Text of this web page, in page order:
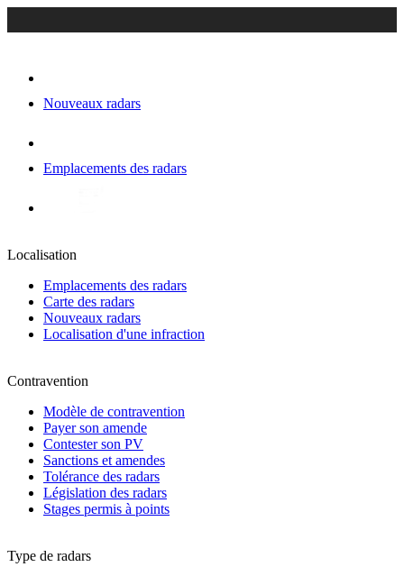
Nouveaux radars
Emplacements des radars
Localisation
Emplacements des radars
Carte des radars
Nouveaux radars
Localisation d'une infraction
Contravention
Modèle de contravention
Payer son amende
Contester son PV
Sanctions et amendes
Tolérance des radars
Législation des radars
Stages permis à points
Type de radars